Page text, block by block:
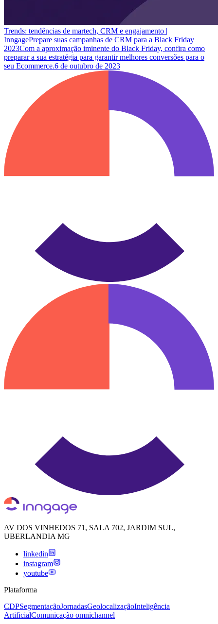
Trends: tendências de martech, CRM e engajamento |
InngagePrepare suas campanhas de CRM para a Black Friday
2023Com a aproximação iminente do Black Friday, confira como
preparar a sua estratégia para garantir melhores conversões para o
seu Ecommerce.6 de outubro de 2023
AV DOS VINHEDOS 71, SALA 702, JARDIM SUL,
UBERLANDIA MG
linkedin
instagram
youtube
Plataforma
CDPSegmentaçãoJornadasGeolocalizaçãoInteligência
ArtificialComunicação omnichannel